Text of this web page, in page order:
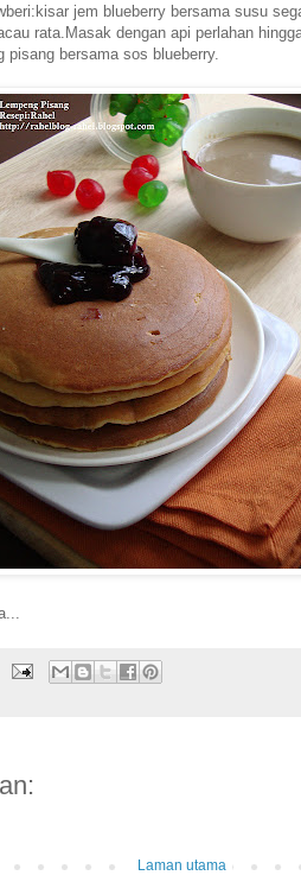
jem blueberry bersama susu
rata.Masak dengan api perlahan
pisang bersama sos blueberry.
Laman utama